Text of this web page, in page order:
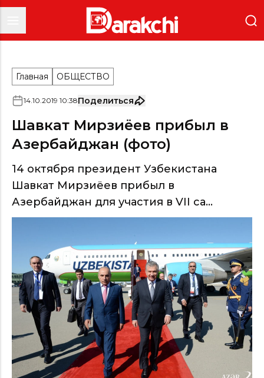
Главная ОБЩЕСТВО
14.10.2019 10:38Поделиться
Шавкат Мирзиёев прибыл в
Азербайджан (фото)
14 октября президент Узбекистана
Шавкат Мирзиёев прибыл в
Азербайджан для участия в VII са...